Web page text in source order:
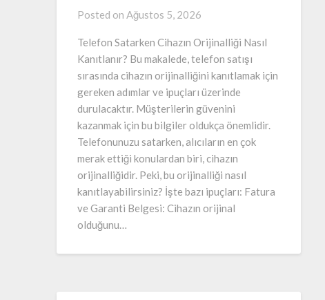
Posted on Ağustos 5, 2026
Telefon Satarken Cihazın Orijinalliği Nasıl
Kanıtlanır? Bu makalede, telefon satışı
sırasında cihazın orijinalliğini kanıtlamak için
gereken adımlar ve ipuçları üzerinde
durulacaktır. Müşterilerin güvenini
kazanmak için bu bilgiler oldukça önemlidir.
Telefonunuzu satarken, alıcıların en çok
merak ettiği konulardan biri, cihazın
orijinalliğidir. Peki, bu orijinalliği nasıl
kanıtlayabilirsiniz? İşte bazı ipuçları: Fatura
ve Garanti Belgesi: Cihazın orijinal
olduğunu…